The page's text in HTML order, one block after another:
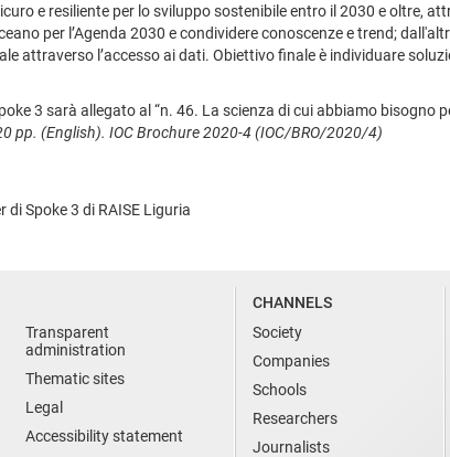
e resiliente per lo sviluppo sostenibile entro il 2030 e oltre,
per l’Agenda 2030 e condividere conoscenze e trend;
attraverso l’accesso ai dati. Obiettivo finale è individuare
3 sarà allegato al “n. 46. La scienza di cui abbiamo bisogno
pp. (English). IOC Brochure 2020-4 (IOC/BRO/2020/4)
di Spoke 3 di RAISE Liguria
Transparent
administration
Thematic sites
Legal
Accessibility statement
CHANNELS
Society
Companies
Schools
Researchers
Journalists